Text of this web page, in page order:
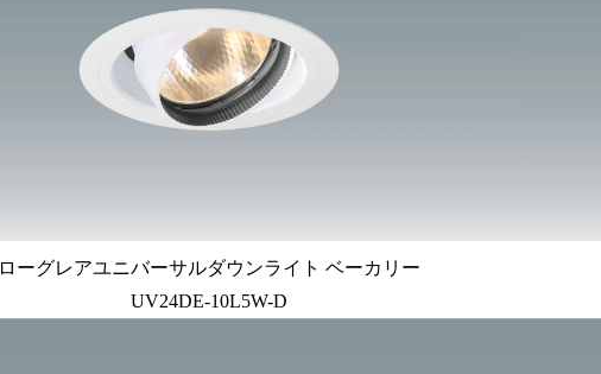
ローグレアユニバーサルダウンライト ベーカリー
UV24DE-10L5W-D